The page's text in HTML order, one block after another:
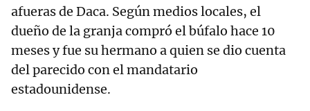
afueras de Daca. Según medios locales, el
dueño de la granja compró el búfalo hace 10
meses y fue su hermano a quien se dio cuenta
del parecido con el mandatario
estadounidense.